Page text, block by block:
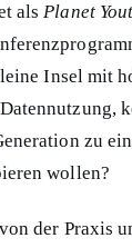
alsPlanet
Insel mit
zu
wollen?
der Praxis